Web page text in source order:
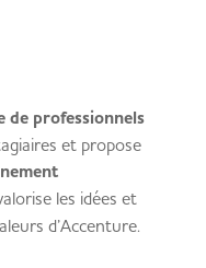
de professionnels
et propose
les idées et
d’Accenture.